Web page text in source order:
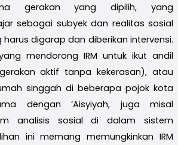
gerakan yang dipilih, yang
sebagai subyek dan realitas sosial
digarap dan diberikan intervensi.
mendorong IRM untuk ikut andil
aktif tanpa kekerasan), atau
singgah di beberapa pojok kota
dengan ‘Aisyiyah, juga misal
analisis sosial di dalam sistem
ini memang memungkinkan IRM